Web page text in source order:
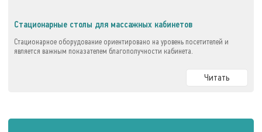
Стационарные столы для массажных кабинетов
Стационарное оборудование ориентировано на уровень посетителей и
является важным показателем благополучности кабинета.
Читать